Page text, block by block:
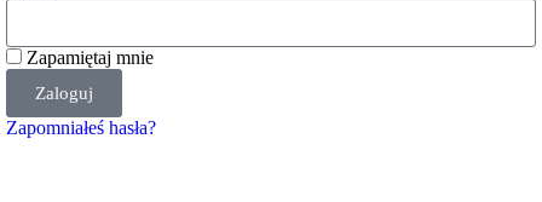
Zapamiętaj mnie
Zaloguj
Zapomniałeś hasła?